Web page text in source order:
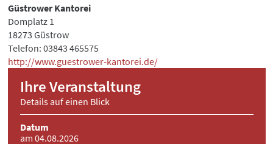
Güstrower Kantorei
Domplatz 1
18273 Güstrow
Telefon: 03843 465575
http://www.guestrower-kantorei.de/
Ihre Veranstaltung
Details auf einen Blick
Datum
am 04.08.2026